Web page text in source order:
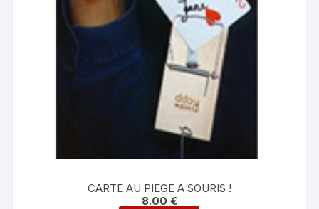
CARTE AU PIEGE A SOURIS !
8.00 €